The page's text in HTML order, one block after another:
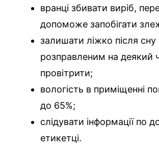
вранці збивати виріб,
допоможе запобігати
залишати ліжко після сну
розправленим на деякий
провітрити;
вологість в приміщенні
до 65%;
слідувати інформації по
етикетці.